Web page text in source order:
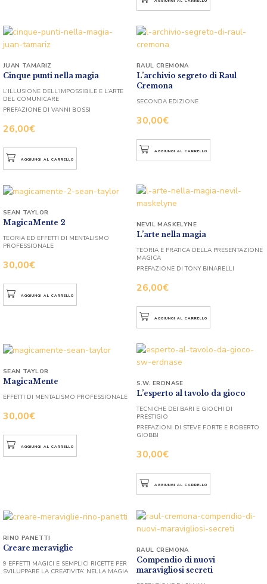
Cinque punti nella magia
26,00€
JUAN TAMARIZ
L’ILLUSIONE DELL’IMPOSSIBILE E L’ARTE
DEL COMUNICARE
PREFAZIONE DI VANNI BOSSI
AGGIUNGI AL CARRELLO
L’archivio segreto di Raul
Cremona
30,00€
RAUL CREMONA
SECONDA EDIZIONE
AGGIUNGI AL CARRELLO
MagicaMente 2
30,00€
SEAN TAYLOR
TEORIA ED EFFETTI DI MENTALISMO
PROFESSIONALE
AGGIUNGI AL CARRELLO
L’arte nella magia
26,00€
NEVIL MASKELYNE
TEORIA E PRATICA DELLA PRESENTAZIONE
MAGICA
PREFAZIONE DI TONY BINARELLI
AGGIUNGI AL CARRELLO
MagicaMente
30,00€
SEAN TAYLOR
EFFETTI DI MENTALISMO PROFESSIONALE
AGGIUNGI AL CARRELLO
L’esperto al tavolo da gioco
30,00€
S.W. ERDNASE
TECNICHE DEI BARI E GIOCHI DI
PRESTIGIO
PREFAZIONI DI STEVE FORTE E ROBERTO
GIOBBI
AGGIUNGI AL CARRELLO
Creare meraviglie
RINO PANETTI
9 EFFETTI MAGICI E SEMPLICI RICETTE PER
SVILUPPARE LA CREATIVITA’ NELLA MAGIA
Compendio di nuovi
maravigliosi secreti
RAUL CREMONA